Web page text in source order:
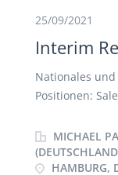
25/09/2021
Interim
Nationales
Positionen:
MICHAEL
HAMBURG,